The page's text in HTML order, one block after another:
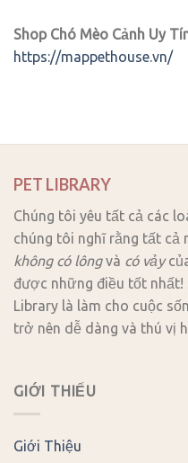
Shop Chó Mèo Cảnh Uy
https://mappethouse.vn/
PET LIBRARY
Chúng tôi yêu tất cả các
chúng tôi nghĩ rằng tất cả
không có lôngvà có vảy
được những điều tốt nhất!
Library là làm cho cuộc
trở nên dễ dàng và thú vị
GIỚI THIẾU
Giới Thiệu